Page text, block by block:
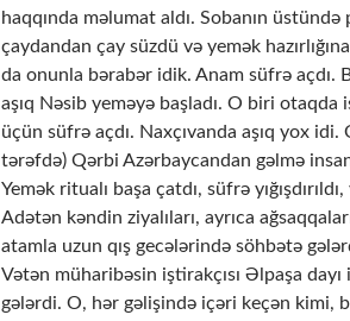
haqqında məlumat aldı. Sobanın üstündə
çaydandan çay süzdü və yemək
da onunla bərabər idik. Anam süfrə açdı.
aşıq Nəsib yeməyə başladı. O biri otaqda
üçün süfrə açdı. Naxçıvanda aşıq yox idi.
tərəfdə) Qərbi Azərbaycandan gəlmə
Yemək ritualı başa çatdı, süfrə
Adətən kəndin ziyalıları, ayrıca
atamla uzun qış gecələrində söhbətə
Vətən müharibəsin iştirakçısı Əlpaşa
gələrdi. O, hər gəlişində içəri keçən kimi,